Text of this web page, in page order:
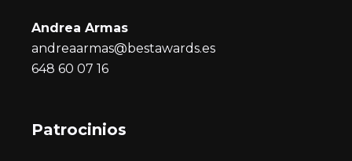
Andrea Armas
andreaarmas@bestawards.es
648 60 07 16
Patrocinios